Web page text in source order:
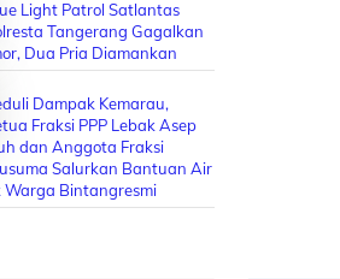
Light Patrol Satlantas
Tangerang Gagalkan
Dua Pria Diamankan
Dampak Kemarau,
Fraksi PPP Lebak Asep
dan Anggota Fraksi
Salurkan Bantuan Air
Warga Bintangresmi